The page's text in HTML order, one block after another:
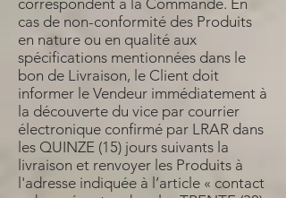
correspondent à la Commande. En
cas de non-conformité des Produits
en nature ou en qualité aux
spécifications mentionnées dans le
bon de Livraison, le Client doit
informer le Vendeur immédiatement à
la découverte du vice par courrier
électronique confirmé par LRAR dans
les QUINZE (15) jours suivants la
livraison et renvoyer les Produits à
l'adresse indiquée à l’article « contact